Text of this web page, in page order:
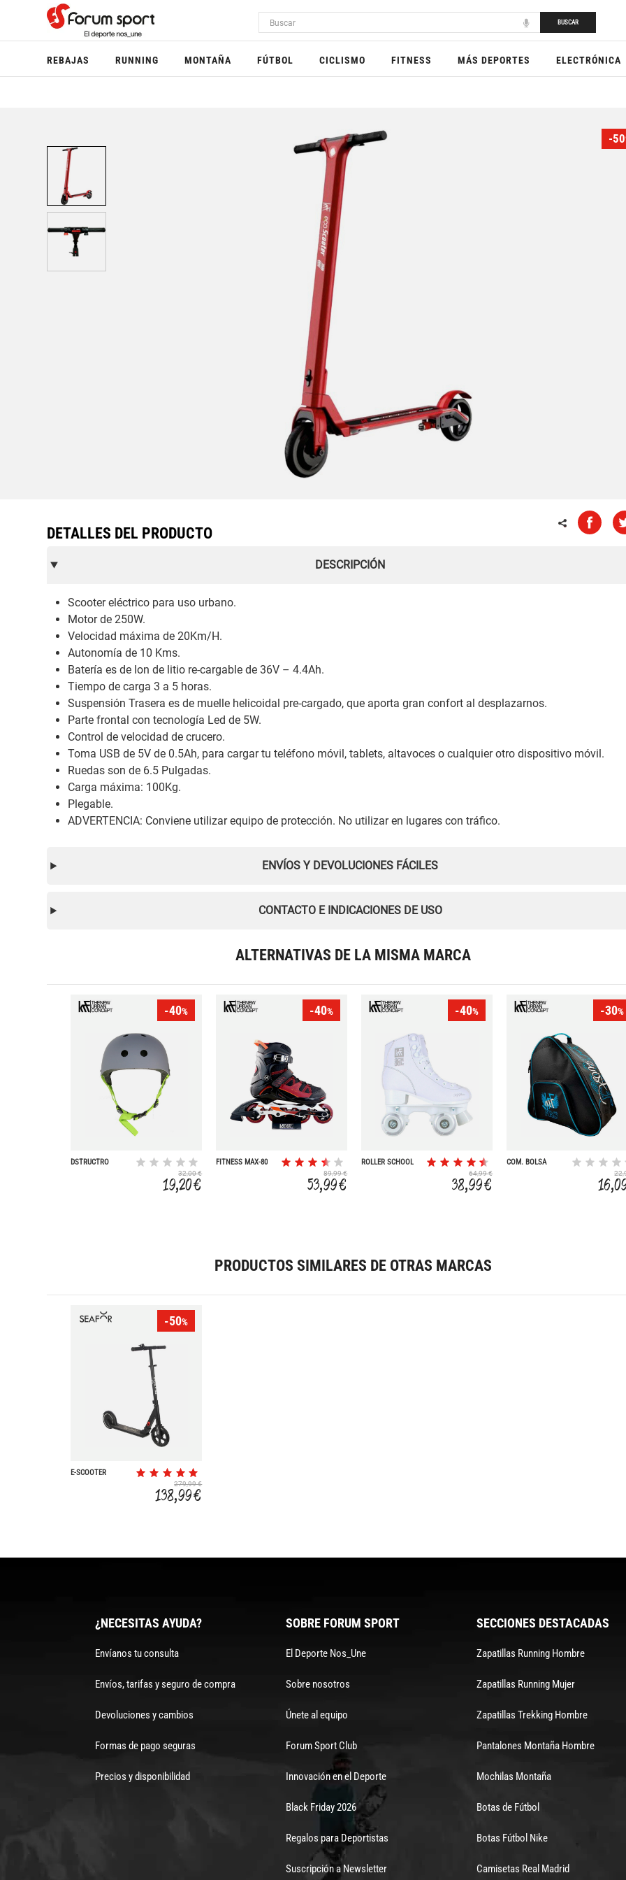
BUSCAR
REBAJAS RUNNING MONTAÑA FÚTBOL CICLISMO FITNESS MÁS DEPORTES ELECTRÓNICA
-50
DETALLES DEL PRODUCTO
DESCRIPCIÓN
Scooter eléctrico para uso urbano.
Motor de 250W.
Velocidad máxima de 20Km/H.
Autonomía de 10 Kms.
Batería es de Ion de litio re-cargable de 36V – 4.4Ah.
Tiempo de carga 3 a 5 horas.
Suspensión Trasera es de muelle helicoidal pre-cargado, que aporta gran confort al desplazarnos.
Parte frontal con tecnología Led de 5W.
Control de velocidad de crucero.
Toma USB de 5V de 0.5Ah, para cargar tu teléfono móvil, tablets, altavoces o cualquier otro dispositivo móvil.
Ruedas son de 6.5 Pulgadas.
Carga máxima: 100Kg.
Plegable.
ADVERTENCIA: Conviene utilizar equipo de protección. No utilizar en lugares con tráfico.
ENVÍOS Y DEVOLUCIONES FÁCILES
CONTACTO E INDICACIONES DE USO
ALTERNATIVAS DE LA MISMA MARCA
-40%
DSTRUCTRO
32,00 €
19,20 €
-40%
FITNESS MAX-80
89,99 €
53,99 €
-40%
ROLLER SCHOOL
64,99 €
38,99 €
-30%
COM. BOLSA
PRODUCTOS SIMILARES DE OTRAS MARCAS
-50%
E-SCOOTER
279,99 €
138,99 €
¿NECESITAS AYUDA?
Envíanos tu consulta
Envíos, tarifas y seguro de compra
Devoluciones y cambios
Formas de pago seguras
Precios y disponibilidad
SOBRE FORUM SPORT
El Deporte Nos_Une
Sobre nosotros
Únete al equipo
Forum Sport Club
Innovación en el Deporte
Black Friday 2026
Regalos para Deportistas
Suscripción a Newsletter
SECCIONES DESTACADAS
Zapatillas Running Hombre
Zapatillas Running Mujer
Zapatillas Trekking Hombre
Pantalones Montaña Hombre
Mochilas Montaña
Botas de Fútbol
Botas Fútbol Nike
Camisetas Real Madrid